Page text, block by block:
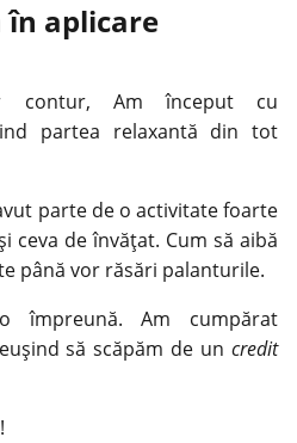
în aplicare
contur, Am început cu
partea relaxantă din tot
parte de o activitate foarte
ceva de învăţat. Cum să aibă
până vor răsări palanturile.
împreună. Am cumpărat
să scăpăm de un credit